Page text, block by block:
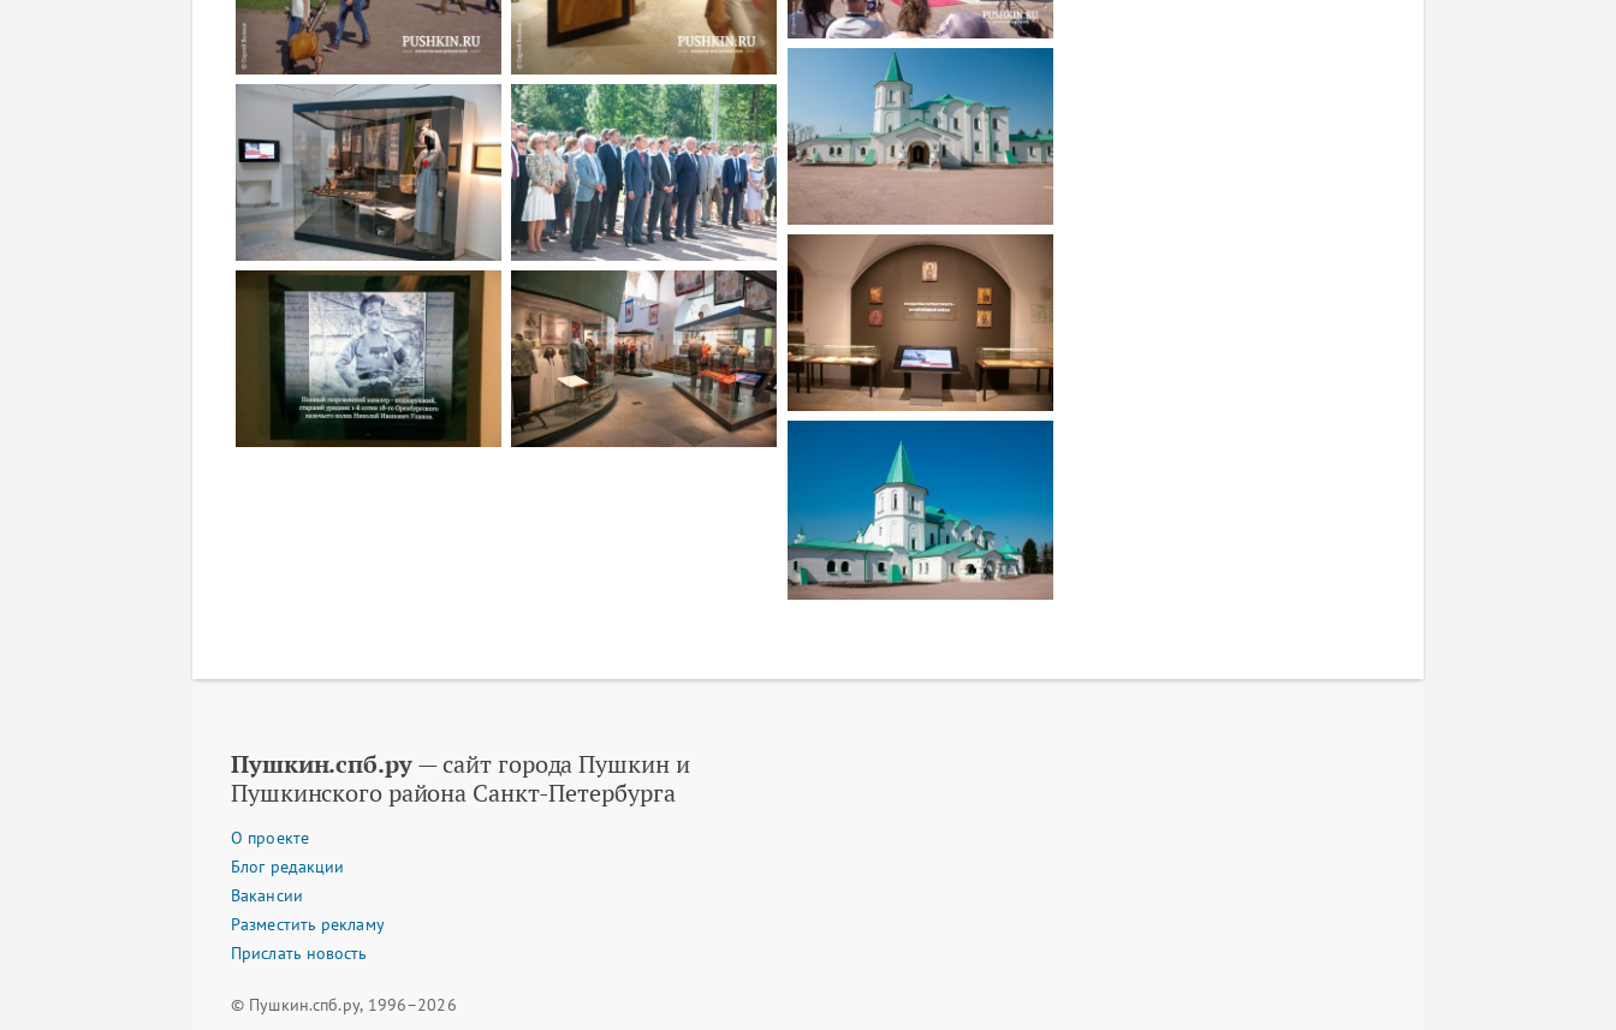
Пушкин.спб.ру— сайт города Пушкин и
Пушкинского района Санкт-Петербурга
О проекте
Блог редакции
Вакансии
Разместить рекламу
Прислать новость
© Пушкин.спб.ру, 1996–2026